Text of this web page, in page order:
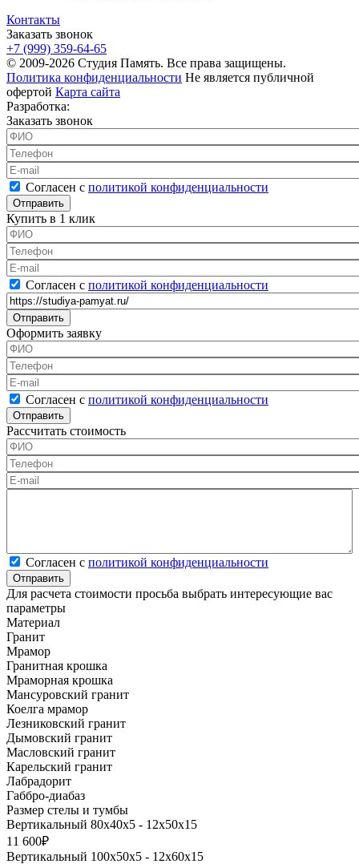
Контакты
Заказать звонок
+7 (999) 359-64-65
© 2009-2026 Студия Память. Все права защищены.
Политика конфиденциальности Не является публичной
офертой Карта сайта
Разработка:
Заказать звонок
ФИО
Телефон
E-mail
Согласен с политикой конфиденциальности*
Согласен с политикой конфиденциальности
Купить в 1 клик
ФИО
Телефон
E-mail
Согласен с политикой конфиденциальности*
Согласен с политикой конфиденциальности
Ссылка на товар
Оформить заявку
ФИО
Телефон
E-mail
Согласен с политикой конфиденциальности*
Согласен с политикой конфиденциальности
Рассчитать стоимость
ФИО
Телефон
E-mail
Согласен с политикой конфиденциальности*
Согласен с политикой конфиденциальности
Для расчета стоимости просьба выбрать интересующие вас
параметры
Материал
Гранит
Мрамор
Гранитная крошка
Мраморная крошка
Мансуровский гранит
Коелга мрамор
Лезниковский гранит
Дымовский гранит
Масловский гранит
Карельский гранит
Лабрадорит
Габбро-диабаз
Размер стелы и тумбы
Вертикальный 80х40х5 - 12х50х15
11 600₽
Вертикальный 100х50х5 - 12х60х15